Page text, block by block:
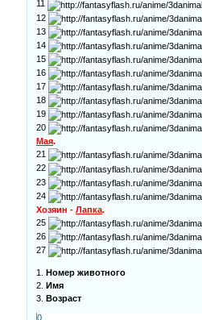
11
12
13
14
15
16
17
18
19
20
Мая.
21
22
23
24
Хозяин -Лапка.
25
26
27
1.Номер животного
2.Имя
3.Возраст
0